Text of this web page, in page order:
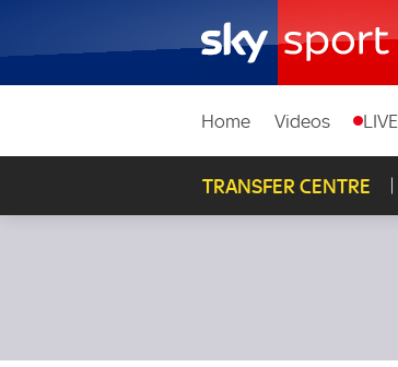
Home Videos LIVE
TRANSFER CENTRE